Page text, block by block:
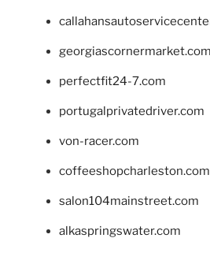
georgiascornermarket.com
perfectfit24-7.com
portugalprivatedriver.com
von-racer.com
coffeeshopcharleston.com
salon104mainstreet.com
alkaspringswater.com